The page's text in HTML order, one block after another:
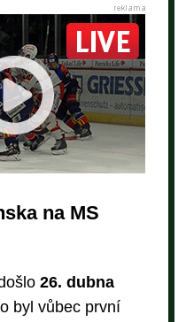
na MS
26. dubna
byl vůbec první